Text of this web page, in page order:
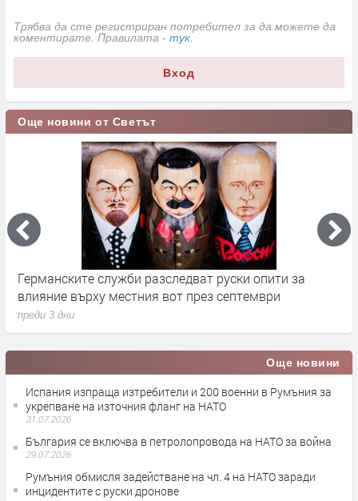
Трябва да сте регистриран потребител за да можете да
коментирате. Правилата - тук
Вход
Още новини от Светът
Германските служби разследват руски опити за
влияние върху местния вот през септември
преди 3 дни
Още новини
Испания изпраща изтребители и 200 военни в Румъния за
укрепване на източния фланг на НАТО
31.07.2026
България се включва в петролопровода на НАТО за война
29.07.2026
Румъния обмисля задействане на чл. 4 на НАТО заради
инцидентите с руски дронове